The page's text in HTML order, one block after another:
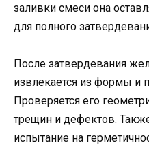
заливки смеси она
для полного
После затвердевания
извлекается из формы и
Проверяется его
трещин и дефектов.
испытание на